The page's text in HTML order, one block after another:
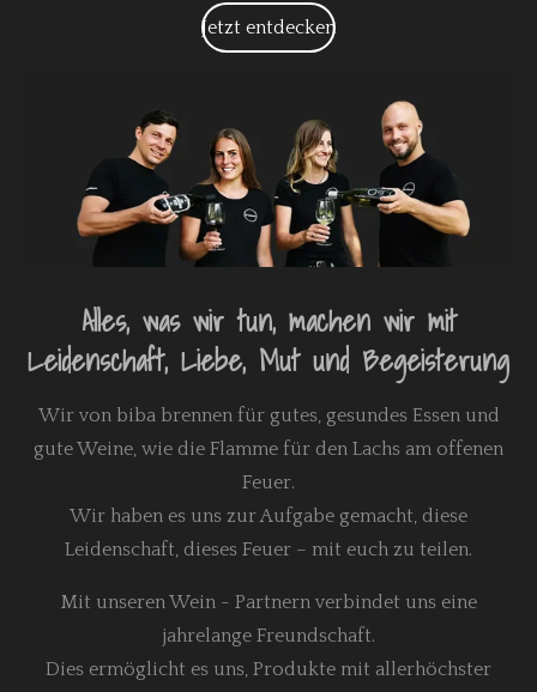
Jetzt entdecken
Alles, was wir tun, machen wir mit
Leidenschaft, Liebe, Mut und Begeisterung
Wir von biba brennen für gutes, gesundes Essen und
gute Weine, wie die Flamme für den Lachs am offenen
Feuer.
Wir haben es uns zur Aufgabe gemacht, diese
Leidenschaft, dieses Feuer – mit euch zu teilen.
Mit unseren Wein - Partnern verbindet uns eine
jahrelange Freundschaft.
Dies ermöglicht es uns, Produkte mit allerhöchster